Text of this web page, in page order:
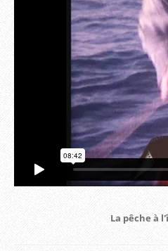
La pêche à